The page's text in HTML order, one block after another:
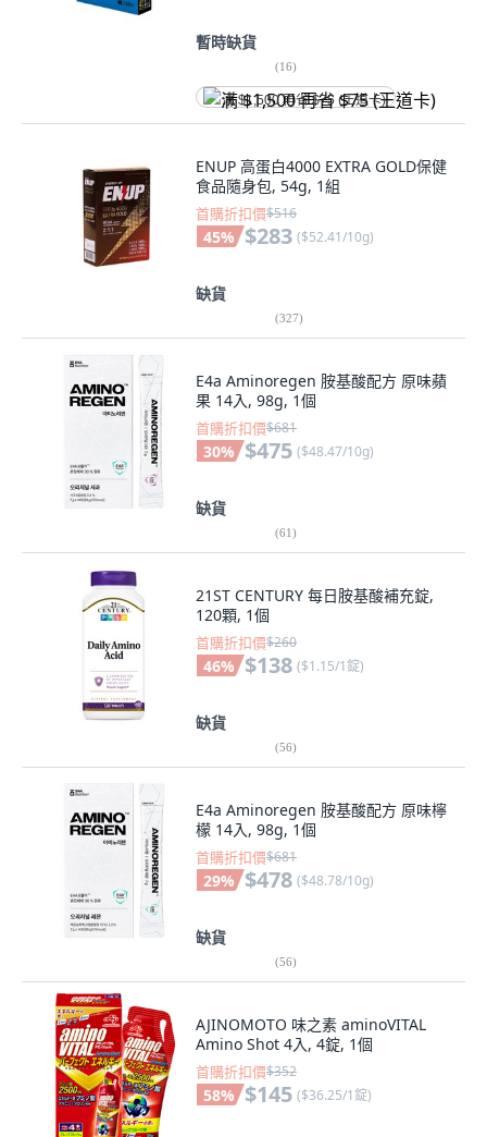
暫時缺貨
(16)
满 $1,500 再省 $75 (王道卡)
ENUP 高蛋白4000 EXTRA GOLD保健
食品隨身包, 54g, 1組
首購折扣價$516
45% $283 ($52.41/10g)
缺貨
(327)
E4a Aminoregen 胺基酸配方 原味蘋
果 14入, 98g, 1個
首購折扣價$681
30% $475 ($48.47/10g)
缺貨
(61)
21ST CENTURY 每日胺基酸補充錠,
120顆, 1個
首購折扣價$260
46% $138 ($1.15/1錠)
缺貨
(56)
E4a Aminoregen 胺基酸配方 原味檸
檬 14入, 98g, 1個
首購折扣價$681
29% $478 ($48.78/10g)
缺貨
(56)
AJINOMOTO 味之素 aminoVITAL
Amino Shot 4入, 4錠, 1個
首購折扣價$352
58% $145 ($36.25/1錠)